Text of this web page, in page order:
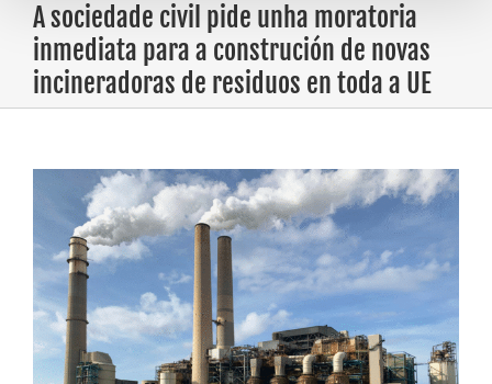
A sociedade civil pide unha moratoria
inmediata para a construción de novas
incineradoras de residuos en toda a UE
View
Larger
Image